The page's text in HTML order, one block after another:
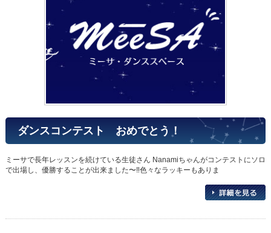
ダンスコンテスト おめでとう！
ミーサで長年レッスンを続けている生徒さん Nanamiちゃんがコンテストにソロ
で出場し、優勝することが出来ました〜‼︎色々なラッキーもありま